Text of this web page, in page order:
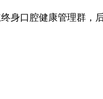
身口腔健康管理群，